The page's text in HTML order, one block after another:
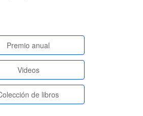
Premio anual
Videos
de libros